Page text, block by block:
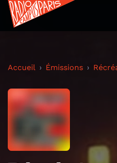
Accueil Émissions